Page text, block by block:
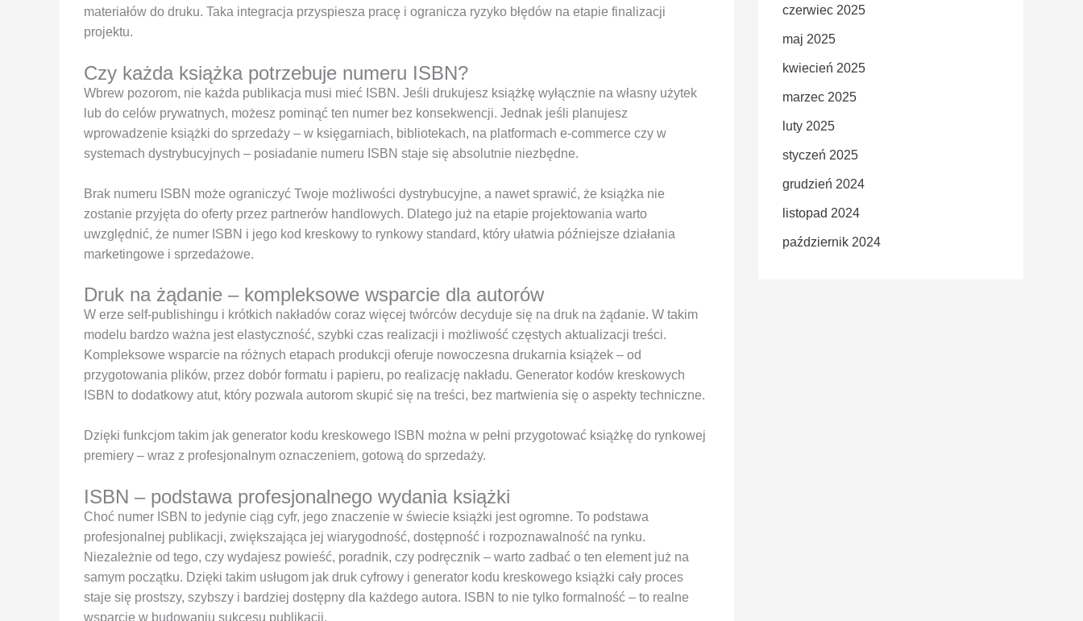
materiałów do druku. Taka integracja przyspiesza pracę i ogranicza ryzyko błędów na etapie finalizacji
projektu.
Czy każda książka potrzebuje numeru ISBN?
Wbrew pozorom, nie każda publikacja musi mieć ISBN. Jeśli drukujesz książkę wyłącznie na własny użytek
lub do celów prywatnych, możesz pominąć ten numer bez konsekwencji. Jednak jeśli planujesz
wprowadzenie książki do sprzedaży – w księgarniach, bibliotekach, na platformach e-commerce czy w
systemach dystrybucyjnych – posiadanie numeru ISBN staje się absolutnie niezbędne.
Brak numeru ISBN może ograniczyć Twoje możliwości dystrybucyjne, a nawet sprawić, że książka nie
zostanie przyjęta do oferty przez partnerów handlowych. Dlatego już na etapie projektowania warto
uwzględnić, że numer ISBN i jego kod kreskowy to rynkowy standard, który ułatwia późniejsze działania
marketingowe i sprzedażowe.
Druk na żądanie – kompleksowe wsparcie dla autorów
W erze self-publishingu i krótkich nakładów coraz więcej twórców decyduje się na druk na żądanie. W takim
modelu bardzo ważna jest elastyczność, szybki czas realizacji i możliwość częstych aktualizacji treści.
Kompleksowe wsparcie na różnych etapach produkcji oferuje nowoczesna drukarnia książek – od
przygotowania plików, przez dobór formatu i papieru, po realizację nakładu. Generator kodów kreskowych
ISBN to dodatkowy atut, który pozwala autorom skupić się na treści, bez martwienia się o aspekty techniczne.
Dzięki funkcjom takim jak generator kodu kreskowego ISBN można w pełni przygotować książkę do rynkowej
premiery – wraz z profesjonalnym oznaczeniem, gotową do sprzedaży.
ISBN – podstawa profesjonalnego wydania książki
Choć numer ISBN to jedynie ciąg cyfr, jego znaczenie w świecie książki jest ogromne. To podstawa
profesjonalnej publikacji, zwiększająca jej wiarygodność, dostępność i rozpoznawalność na rynku.
Niezależnie od tego, czy wydajesz powieść, poradnik, czy podręcznik – warto zadbać o ten element już na
samym początku. Dzięki takim usługom jak druk cyfrowy i generator kodu kreskowego książki cały proces
staje się prostszy, szybszy i bardziej dostępny dla każdego autora. ISBN to nie tylko formalność – to realne
wsparcie w budowaniu sukcesu publikacji.
czerwiec 2025
maj 2025
kwiecień 2025
marzec 2025
luty 2025
styczeń 2025
grudzień 2024
listopad 2024
październik 2024